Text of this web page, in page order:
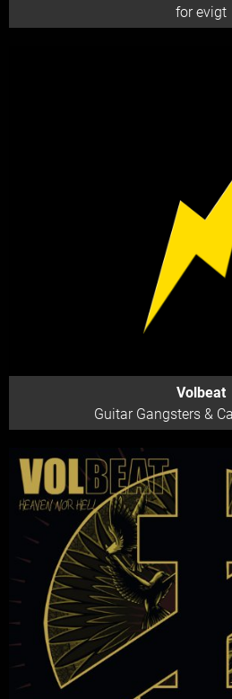
for evigt
Volbeat
Guitar Gangsters &